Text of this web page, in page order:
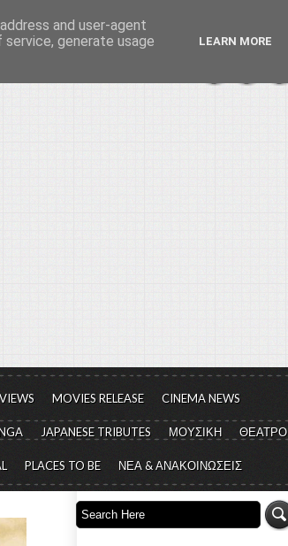
MOVIES RELEASE CINEMA NEWS
JAPANESE TRIBUTES ΜΟΥΣΙΚΗ ΘΕΑΤΡΟ
PLACES TO BE ΝΕΑ & ΑΝΑΚΟΙΝΩΣΕΙΣ
and user-agent
generate usage
LEARN MORE